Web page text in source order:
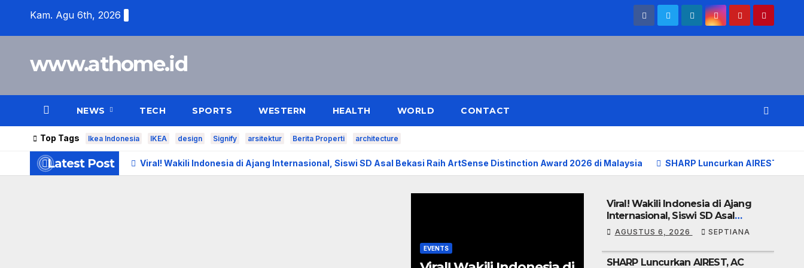
Kam. Agu 6th, 2026
www.athome.id
NEWS TECH SPORTS WESTERN HEALTH WORLD CONTACT
Top Tags Ikea Indonesia IKEA design Signify arsitektur Berita Properti architecture
Latest Post Viral! Wakili Indonesia di Ajang Internasional, Siswi SD Asal Bekasi Raih ArtSense Distinction Award 2026 di Malaysia SHARP Luncurkan AIREST, AC
EVENTS
Viral! Wakili Indonesia di Ajang
Internasional, Siswi SD Asal
Bekasi Raih ArtSense Distinction
Award 2026 di Malaysia
AGUSTUS 6, 2026 SEPTIANA
SHARP Luncurkan AIREST, AC